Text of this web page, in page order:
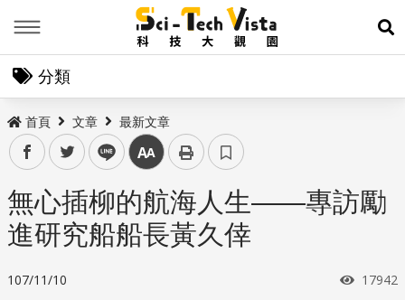
展
分類
首頁 文章 最新文章
facebooktwitter line 中
無心插柳的航海人生——專訪勵
進研究船船長黃久倖
107/11/10 瀏覽次
17942